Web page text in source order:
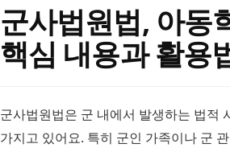
군사법원법, 아동
핵심 내용과 활용
군사법원법은 군 내에서 발생하는 법적
가지고 있어요. 특히 군인 가족이나 군